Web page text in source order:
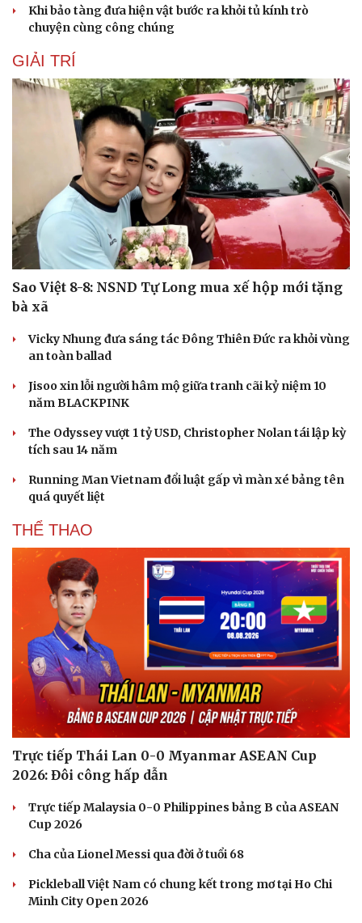
Cải chính
Khi bảo tàng đưa hiện vật bước ra khỏi tủ kính trò
chuyện cùng công chúng
GIẢI TRÍ
Sao Việt 8-8: NSND Tự Long mua xế hộp mới tặng
bà xã
Vicky Nhung đưa sáng tác Đông Thiên Đức ra khỏi vùng
an toàn ballad
Jisoo xin lỗi người hâm mộ giữa tranh cãi kỷ niệm 10
năm BLACKPINK
The Odyssey vượt 1 tỷ USD, Christopher Nolan tái lập kỳ
tích sau 14 năm
Running Man Vietnam đổi luật gấp vì màn xé bảng tên
quá quyết liệt
THỂ THAO
Trực tiếp Thái Lan 0-0 Myanmar ASEAN Cup
2026: Đôi công hấp dẫn
Trực tiếp Malaysia 0-0 Philippines bảng B của ASEAN
Cup 2026
Cha của Lionel Messi qua đời ở tuổi 68
Pickleball Việt Nam có chung kết trong mơ tại Ho Chi
Minh City Open 2026